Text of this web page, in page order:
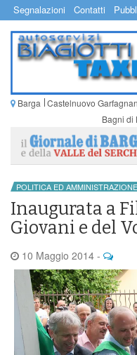
Segnalazioni Contatti
Barga Castelnuovo
Bagni di
POLITICA ED AMMINISTRAZIONE
Inaugurata a
Giovani e del
10 Maggio 2014 -